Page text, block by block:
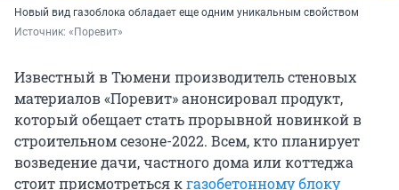
Новый вид газоблока обладает еще одним уникальным свойством
Источник: «Поревит»
Известный в Тюмени производитель стеновых
материалов «Поревит» анонсировал продукт,
который обещает стать прорывной новинкой в
строительном сезоне-2022. Всем, кто планирует
возведение дачи, частного дома или коттеджа
стоит присмотреться кгазобетонному блоку